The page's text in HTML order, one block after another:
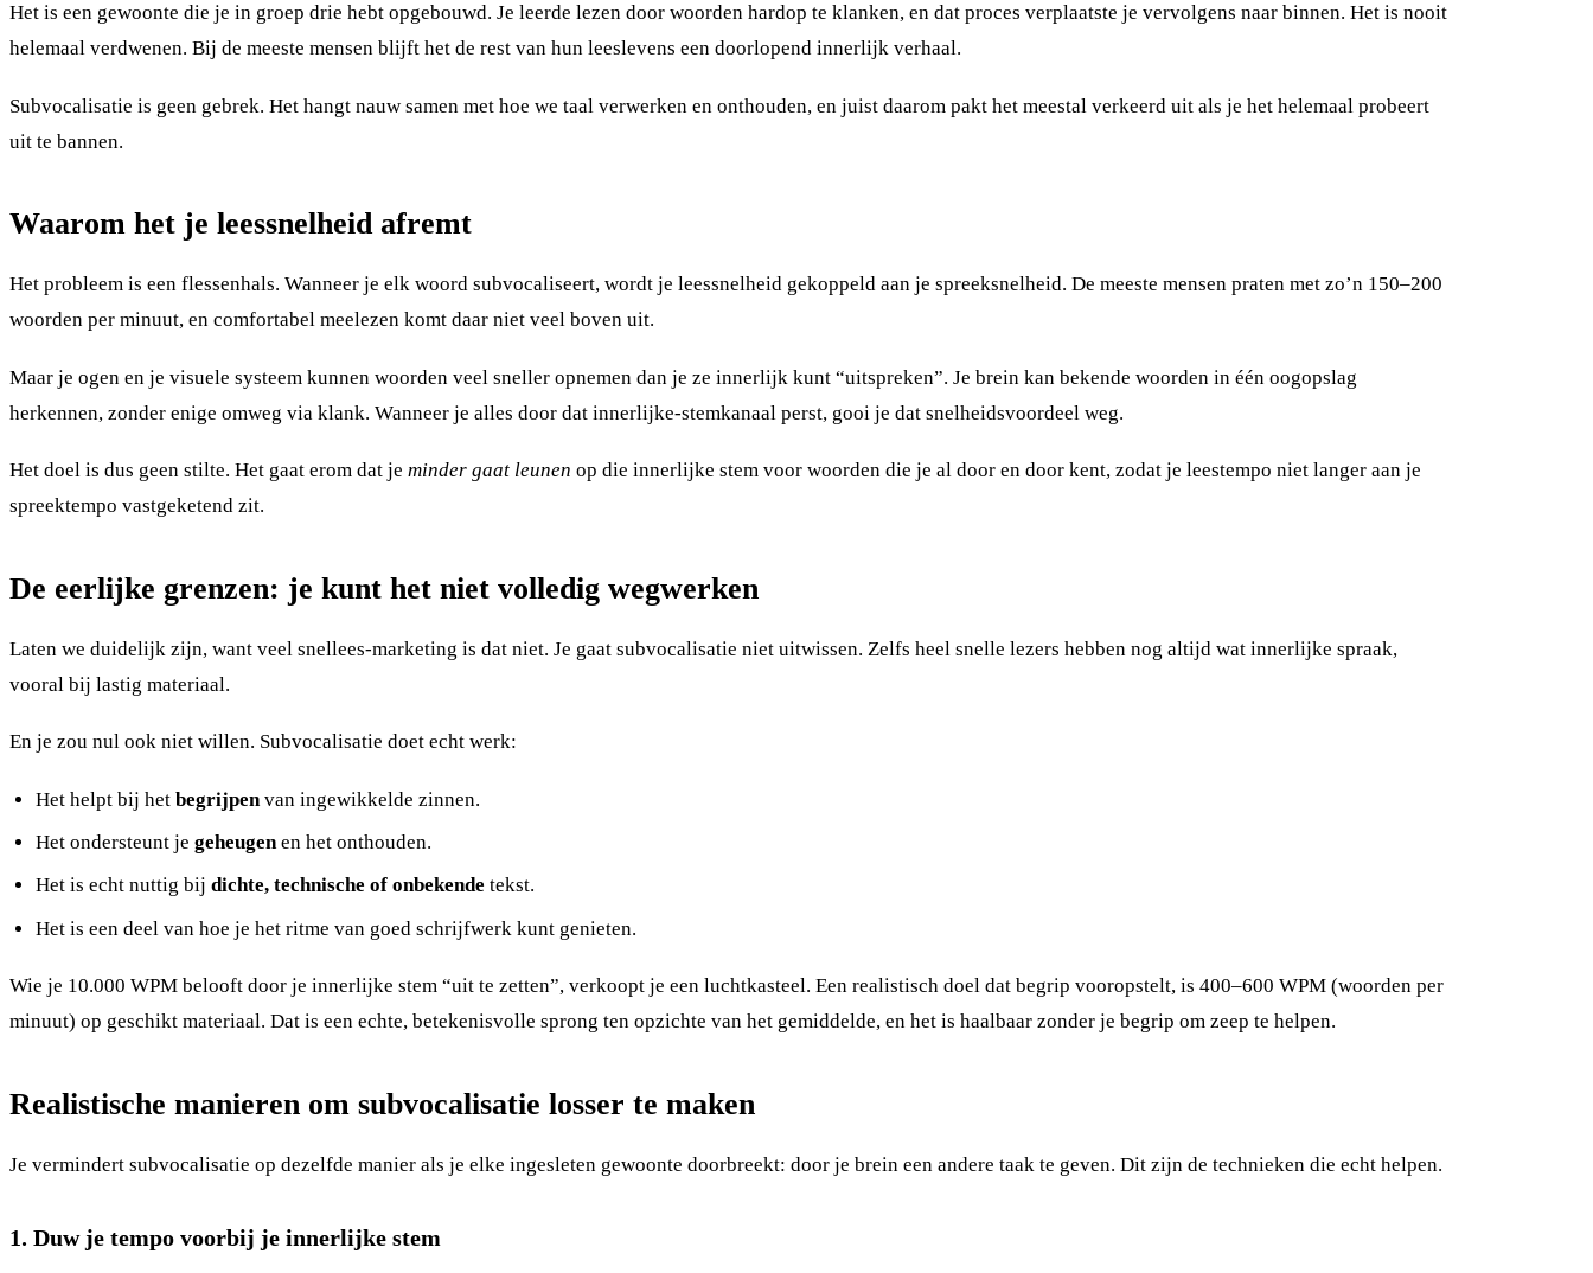
Het is een gewoonte die je in groep drie hebt opgebouwd. Je leerde lezen door woorden hardop te klanken, en dat proces verplaatste je vervolgens naar binnen. Het is nooit
helemaal verdwenen. Bij de meeste mensen blijft het de rest van hun leeslevens een doorlopend innerlijk verhaal.
Subvocalisatie is geen gebrek. Het hangt nauw samen met hoe we taal verwerken en onthouden, en juist daarom pakt het meestal verkeerd uit als je het helemaal probeert
uit te bannen.
Waarom het je leessnelheid afremt
Het probleem is een flessenhals. Wanneer je elk woord subvocaliseert, wordt je leessnelheid gekoppeld aan je spreeksnelheid. De meeste mensen praten met zo’n 150–200
woorden per minuut, en comfortabel meelezen komt daar niet veel boven uit.
Maar je ogen en je visuele systeem kunnen woorden veel sneller opnemen dan je ze innerlijk kunt “uitspreken”. Je brein kan bekende woorden in één oogopslag
herkennen, zonder enige omweg via klank. Wanneer je alles door dat innerlijke-stemkanaal perst, gooi je dat snelheidsvoordeel weg.
Het doel is dus geen stilte. Het gaat erom dat je minder gaat leunen op die innerlijke stem voor woorden die je al door en door kent, zodat je leestempo niet langer aan je
spreektempo vastgeketend zit.
De eerlijke grenzen: je kunt het niet volledig wegwerken
Laten we duidelijk zijn, want veel snellees-marketing is dat niet. Je gaat subvocalisatie niet uitwissen. Zelfs heel snelle lezers hebben nog altijd wat innerlijke spraak,
vooral bij lastig materiaal.
En je zou nul ook niet willen. Subvocalisatie doet echt werk:
Het helpt bij hetbegrijpen van ingewikkelde zinnen.
Het ondersteunt jegeheugenen het onthouden.
Het is echt nuttig bijdichte, technische of onbekende tekst.
Het is een deel van hoe je het ritme van goed schrijfwerk kunt genieten.
Wie je 10.000 WPM belooft door je innerlijke stem “uit te zetten”, verkoopt je een luchtkasteel. Een realistisch doel dat begrip vooropstelt, is 400–600 WPM (woorden per
minuut) op geschikt materiaal. Dat is een echte, betekenisvolle sprong ten opzichte van het gemiddelde, en het is haalbaar zonder je begrip om zeep te helpen.
Realistische manieren om subvocalisatie losser te maken
Je vermindert subvocalisatie op dezelfde manier als je elke ingesleten gewoonte doorbreekt: door je brein een andere taak te geven. Dit zijn de technieken die echt helpen.
1. Duw je tempo voorbij je innerlijke stem